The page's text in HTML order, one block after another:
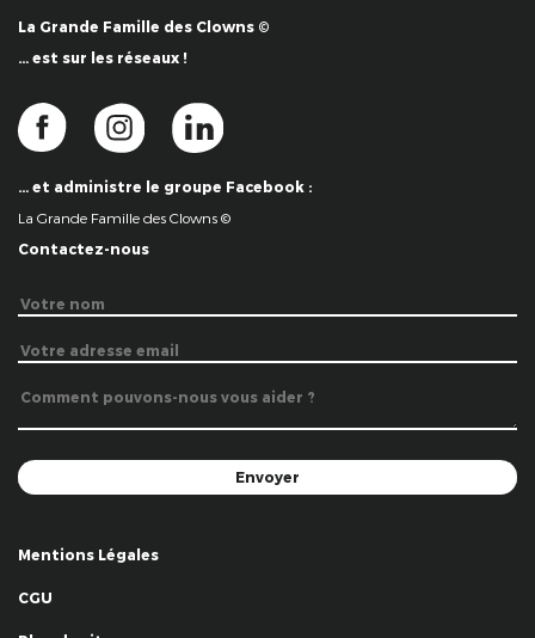
La Grande Famille des Clowns ©
… est sur les réseaux !
… et administre le groupe Facebook :
La Grande Famille des Clowns ©
Contactez-nous
Mentions Légales
CGU